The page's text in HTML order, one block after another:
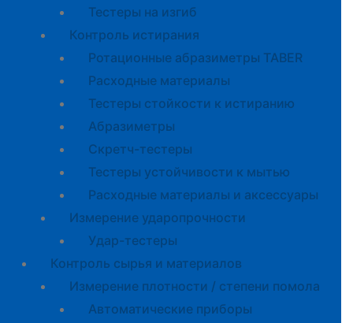
Тестеры на изгиб
Контроль истирания
Ротационные абразиметры TABER
Расходные материалы
Тестеры стойкости к истиранию
Абразиметры
Скретч-тестеры
Тестеры устойчивости к мытью
Расходные материалы и аксессуары
Измерение ударопрочности
Удар-тестеры
Контроль сырья и материалов
Измерение плотности / степени помола
Автоматические приборы